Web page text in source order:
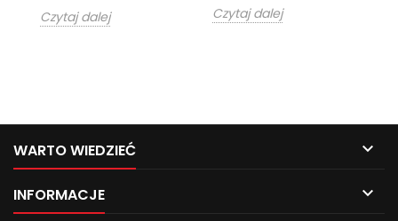
Czytaj dalej
Czytaj dalej
WARTO WIEDZIEĆ 
INFORMACJE 